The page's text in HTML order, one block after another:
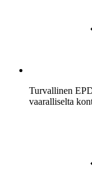
Turvallinen
vaaralliselta